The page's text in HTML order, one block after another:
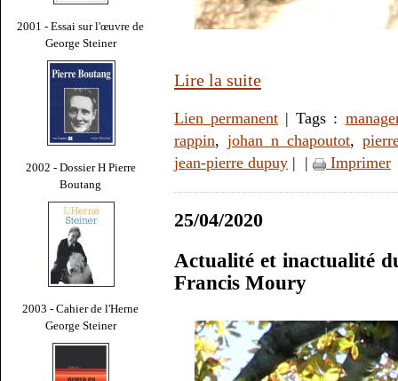
2001 - Essai sur l'œuvre de
George Steiner
2002 - Dossier H Pierre
Boutang
2003 - Cahier de l'Herne
George Steiner
Lire la suite
Lien permanent | Tags :
rappin, johan n chapoutot,
jean-pierre dupuy | | Imprimer
25/04/2020
Actualité et inactualité
Francis Moury